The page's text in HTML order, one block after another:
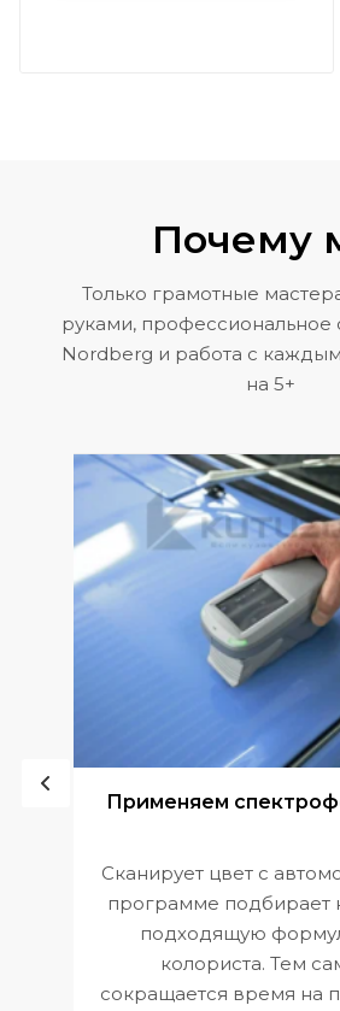
Почему
Только грамотные
руками, профессиональное
Nordberg и работа с
на 5+
Применяем
Сканирует цвет с
программе подбирает
подходящую
колориста. Тем
сокращается время на